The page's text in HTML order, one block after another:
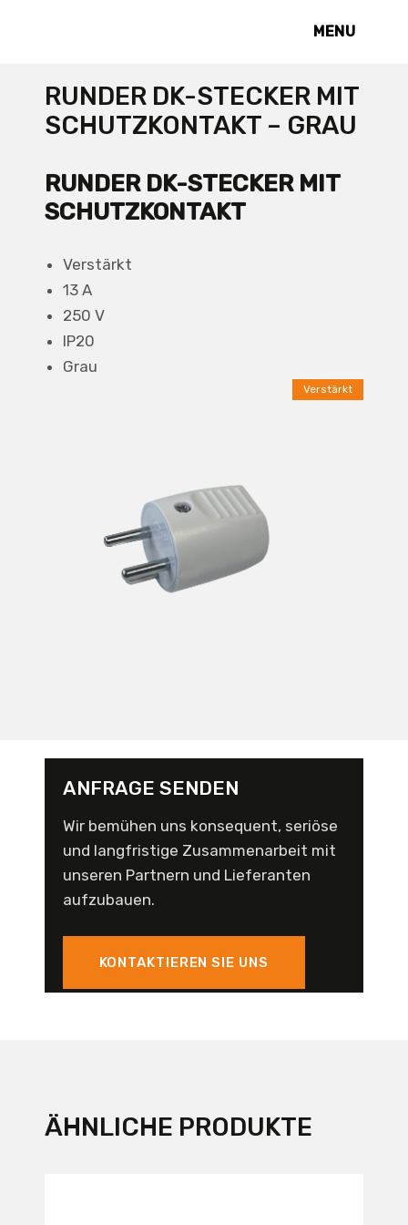
MENU
RUNDER DK-STECKER MIT
SCHUTZKONTAKT – GRAU
RUNDER DK-STECKER MIT
SCHUTZKONTAKT
Verstärkt
13 A
250 V
IP20
Grau
Verstärkt
ANFRAGE SENDEN
Wir bemühen uns konsequent, seriöse
und langfristige Zusammenarbeit mit
unseren Partnern und Lieferanten
aufzubauen.
KONTAKTIEREN SIE UNS
ÄHNLICHE PRODUKTE